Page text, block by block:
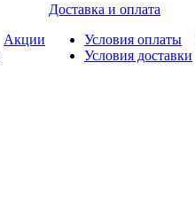
Акции
Доставка и оплата
Условия оплаты
Условия доставки